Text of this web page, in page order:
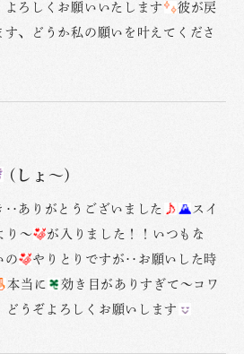
ろしくお願いいたします
彼が戻
、どうか私の願いを叶えてくださ
(しょ〜)
‥ありがとうございました
スイ
り〜
が入りました！！いつもな
の
やりとりですが‥お願いした時
本当に
効き目がありすぎて〜コワ
どうぞよろしくお願いします